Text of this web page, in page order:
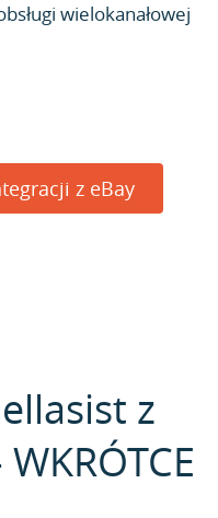
wielokanałowej
z eBay
z